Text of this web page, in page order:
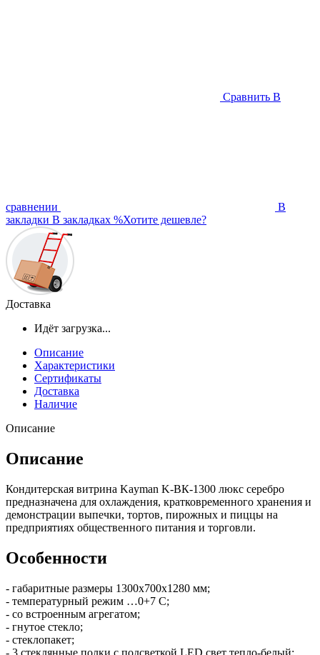
Сравнить В
сравнении
В
закладки В закладках %Хотите дешевле?
Доставка
Идёт загрузка...
Описание
Характеристики
Сертификаты
Доставка
Наличие
Описание
Описание
Кондитерская витрина Kayman K-ВК-1300 люкс серебро
предназначена для охлаждения, кратковременного хранения и
демонстрации выпечки, тортов, пирожных и пиццы на
предприятиях общественного питания и торговли.
Особенности
- габаритные размеры 1300х700х1280 мм;
- температурный режим …0+7 С;
- со встроенным агрегатом;
- гнутое стекло;
- стеклопакет;
- 3 стеклянные полки с подсветкой LED свет тепло-белый;